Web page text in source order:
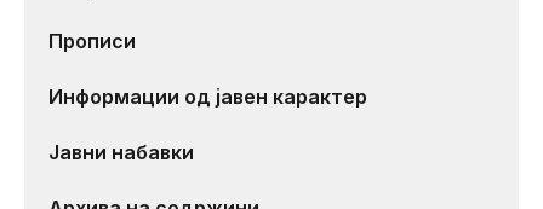
Прописи
Информации од јавен карактер
Јавни набавки